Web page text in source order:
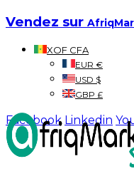
Vendez sur
XOF CFA
EUR €
USD $
GBP £
Facebook Linkedin